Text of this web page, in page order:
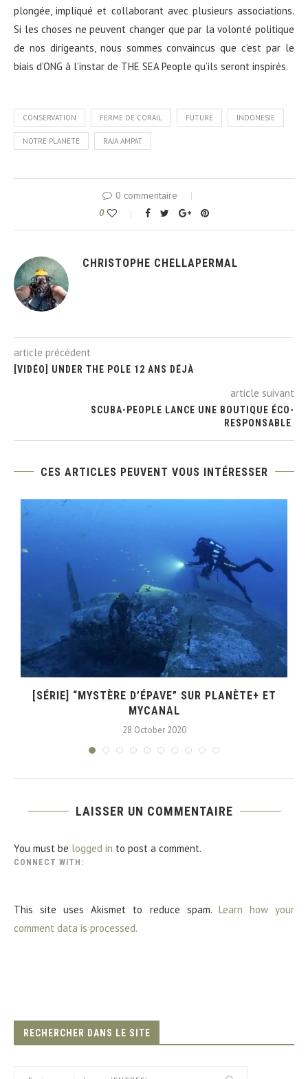
plongée, impliqué et collaborant avec plusieurs associations.
Si les choses ne peuvent changer que par la volonté politique
de nos dirigeants, nous sommes convaincus que c’est par le
biais d’ONG à l’instar de THE SEA People qu’ils seront inspirés.
CONSERVATION FERME DE CORAIL FUTURE INDONESIE
NOTRE PLANETE RAJA AMPAT
0 commentaire
0
CHRISTOPHE CHELLAPERMAL
article précédent
[VIDÉO] UNDER THE POLE 12 ANS DÉJÀ
article suivant
SCUBA-PEOPLE LANCE UNE BOUTIQUE ÉCO-
RESPONSABLE
CES ARTICLES PEUVENT VOUS INTÉRESSER
[SÉRIE] “MYSTÈRE D’ÉPAVE” SUR PLANÈTE+ ET
MYCANAL
28 October 2020
LAISSER UN COMMENTAIRE
You must be logged in to post a comment.
CONNECT WITH:
This site uses Akismet to reduce spam. Learn how your
comment data is processed.
RECHERCHER DANS LE SITE